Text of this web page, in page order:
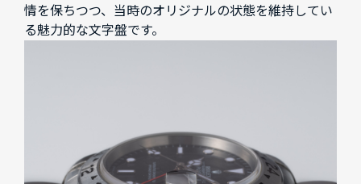
情を保ちつつ、当時のオリジナルの状態を維持してい
る魅力的な文字盤です。